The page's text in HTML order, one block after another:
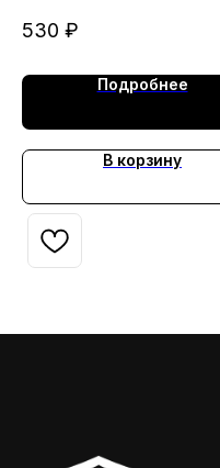
большой кож
530 ₽
Подробнее
В корзину